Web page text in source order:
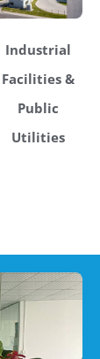
Industrial
Facilities &
Public
Utilities